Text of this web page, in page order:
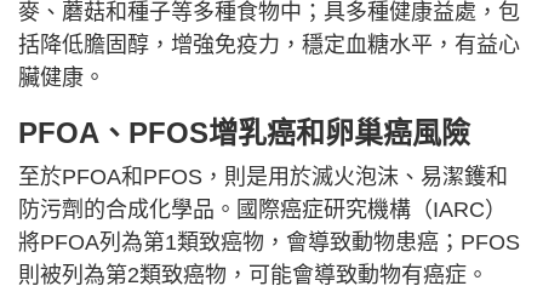
麥、蘑菇和種子等多種食物中；具多種健康益處，包
括降低膽固醇，增強免疫力，穩定血糖水平，有益心
臟健康。
PFOA、PFOS增乳癌和卵巢癌風險
至於PFOA和PFOS，則是用於滅火泡沫、易潔鑊和
防污劑的合成化學品。國際癌症研究機構（IARC）
將PFOA列為第1類致癌物，會導致動物患癌；PFOS
則被列為第2類致癌物，可能會導致動物有癌症。